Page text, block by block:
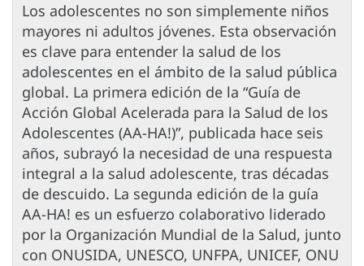
Los adolescentes no son simplemente niños
mayores ni adultos jóvenes. Esta observación
es clave para entender la salud de los
adolescentes en el ámbito de la salud pública
global. La primera edición de la “Guía de
Acción Global Acelerada para la Salud de los
Adolescentes (AA-HA!)”, publicada hace seis
años, subrayó la necesidad de una respuesta
integral a la salud adolescente, tras décadas
de descuido. La segunda edición de la guía
AA-HA! es un esfuerzo colaborativo liderado
por la Organización Mundial de la Salud, junto
con ONUSIDA, UNESCO, UNFPA, UNICEF, ONU